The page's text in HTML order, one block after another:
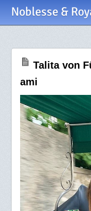
Noblesse &
Talita von
ami